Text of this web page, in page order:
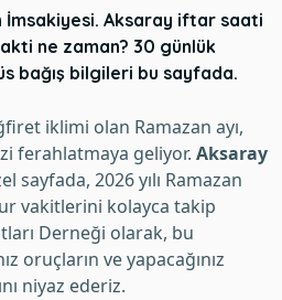
İmsakiyesi. Aksaray iftar saati
ne zaman? 30 günlük
bağış bilgileri bu sayfada.
iklimi olan Ramazan ayı,
ferahlatmaya geliyor. Aksaray
sayfada, 2026 yılı Ramazan
vakitlerini kolayca takip
Derneği olarak, bu
oruçların ve yapacağınız
niyaz ederiz.